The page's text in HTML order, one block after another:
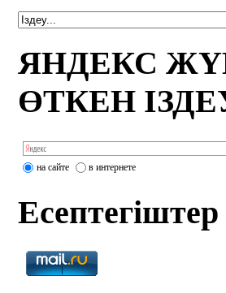
ЯНДЕКС
ӨТКЕН
на сайте в интернете
Есептегіштер